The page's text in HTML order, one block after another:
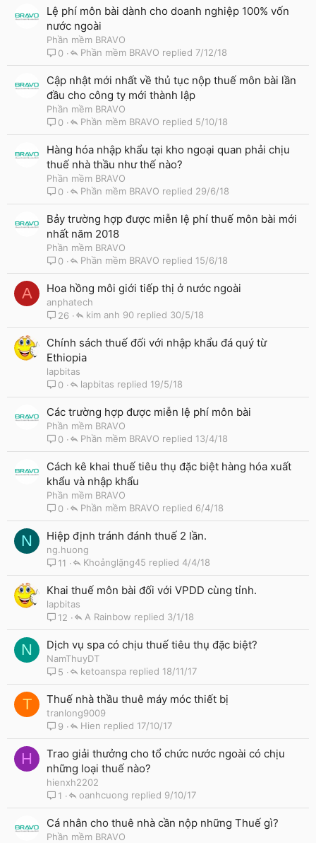
Lệ phí môn bài dành cho doanh nghiệp 100% vốn
nước ngoài
Phần mềm BRAVO
0
7/12/18
Phần mềm BRAVO
Cập nhật mới nhất về thủ tục nộp thuế môn bài lần
đầu cho công ty mới thành lập
Phần mềm BRAVO
0
5/10/18
Phần mềm BRAVO
Hàng hóa nhập khẩu tại kho ngoại quan phải chịu
thuế nhà thầu như thế nào?
Phần mềm BRAVO
0
29/6/18
Phần mềm BRAVO
Bảy trường hợp được miễn lệ phí thuế môn bài mới
nhất năm 2018
Phần mềm BRAVO
0
15/6/18
Phần mềm BRAVO
A Hoa hồng môi giới tiếp thị ở nước ngoài
anphatech
26
30/5/18
kim anh 90
Chính sách thuế đối với nhập khẩu đá quý từ
Ethiopia
lapbitas
0
19/5/18
lapbitas
Các trường hợp được miễn lệ phí môn bài
Phần mềm BRAVO
0
13/4/18
Phần mềm BRAVO
Cách kê khai thuế tiêu thụ đặc biệt hàng hóa xuất
khẩu và nhập khẩu
Phần mềm BRAVO
0
6/4/18
Phần mềm BRAVO
N Hiệp định tránh đánh thuế 2 lần.
ng.huong
11
4/4/18
Khoảnglặng45
Khai thuế môn bài đối với VPDD cùng tỉnh.
lapbitas
12
3/1/18
A Rainbow
N Dịch vụ spa có chịu thuế tiêu thụ đặc biệt?
NamThuyDT
5
18/11/17
ketoanspa
T Thuế nhà thầu thuê máy móc thiết bị
tranlong9009
9
17/10/17
Hien
H
Trao giải thưởng cho tổ chức nước ngoài có chịu
những loại thuế nào?
hienxh2202
1
9/10/17
oanhcuong
Cá nhân cho thuê nhà cần nộp những Thuế gì?
Phần mềm BRAVO